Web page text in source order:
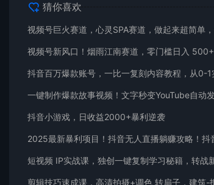
猜你喜欢
视频号新风口！烟雨江南赛道，零门槛日入 500+
抖音小游戏，日收益2000+暴利逆袭